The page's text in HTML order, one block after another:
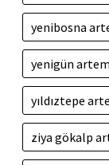
yenibosna
yenigün
yıldıztepe
ziya gökalp